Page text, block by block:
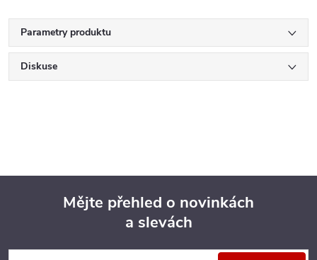
Parametry produktu
Diskuse
Mějte přehled o novinkách
a slevách